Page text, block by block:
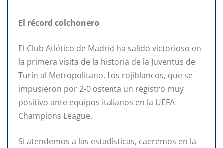
El récord colchonero
El Club Atlético de Madrid ha salido victorioso en
la primera visita de la historia de la Juventus de
Turín al Metropolitano. Los rojiblancos, que se
impusieron por 2-0 ostenta un registro muy
positivo ante equipos italianos en la UEFA
Champions League.
Si atendemos a las estadísticas, caeremos en la